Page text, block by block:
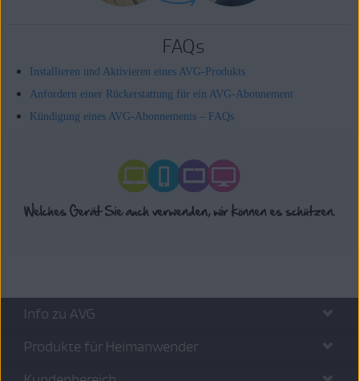
FAQs
Installieren und Aktivieren eines AVG-Produkts
Anfordern einer Rückerstattung für ein AVG-Abonnement
Kündigung eines AVG-Abonnements – FAQs
Info zu AVG
Produkte für Heimanwender